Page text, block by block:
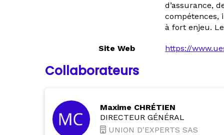
d’assurance,
compétences,
à fort enjeu.
Site Web https://
Collaborateurs
Maxime CHRÉTIEN
DIRECTEUR GÉNÉRAL
UNION D'EXPERTS SAS